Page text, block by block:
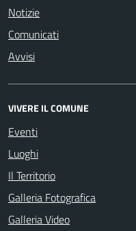
Notizie
Comunicati
Avvisi
VIVERE IL COMUNE
Eventi
Luoghi
Il Territorio
Galleria Fotografica
Galleria Video